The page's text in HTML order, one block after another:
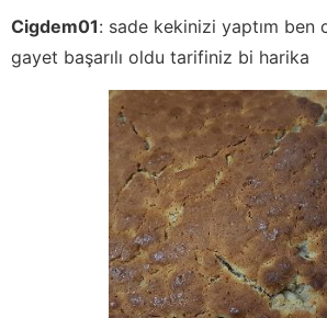
Cigdem01: sade kekinizi yaptım ben
gayet başarılı oldu tarifiniz bi harika